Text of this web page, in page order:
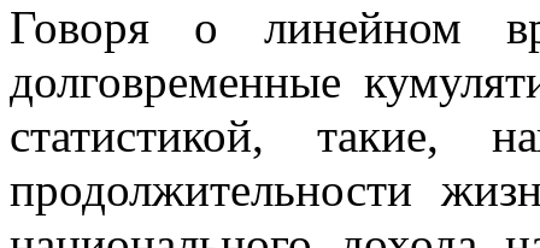
Говоря о линейном
долговременные
статистикой, такие,
продолжительности